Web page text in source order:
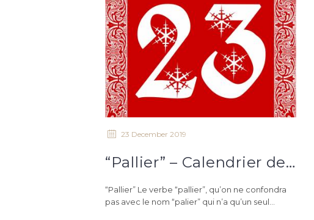
23 December 2019
“Pallier” – Calendrier de l’avent orthographique du 23 décembre
“Pallier” Le verbe “pallier”, qu’on ne confondra
pas avec le nom “palier” qui n’a qu’un seul...